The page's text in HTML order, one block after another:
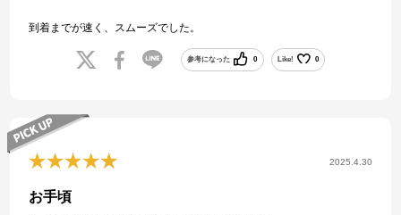
到着までが速く、スムーズでした。
参考になった 0 Like! 0
2025.4.30
お手頃